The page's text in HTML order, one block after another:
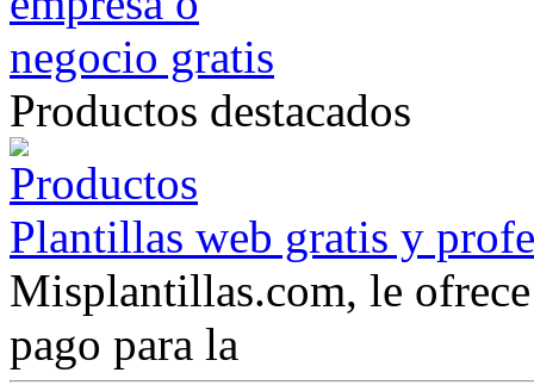
Productos destacados
Plantillas web gratis y
Misplantillas.com, le
pago para la